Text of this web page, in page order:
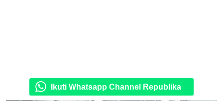
Ikuti Whatsapp Channel Republika